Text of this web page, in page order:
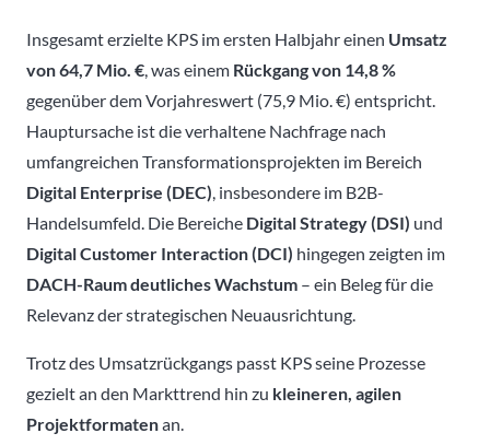
Insgesamt erzielte KPS im ersten Halbjahr einen Umsatz
von 64,7 Mio. € , was einem Rückgang von 14,8 %
gegenüber dem Vorjahreswert (75,9 Mio. €) entspricht.
Hauptursache ist die verhaltene Nachfrage nach
umfangreichen Transformationsprojekten im Bereich
Digital Enterprise (DEC) , insbesondere im B2B-
Handelsumfeld. Die Bereiche Digital Strategy (DSI) und
Digital Customer Interaction (DCI) hingegen zeigten im
DACH-Raum deutliches Wachstum – ein Beleg für die
Relevanz der strategischen Neuausrichtung.
Trotz des Umsatzrückgangs passt KPS seine Prozesse
gezielt an den Markttrend hin zu kleineren, agilen
Projektformatenan.